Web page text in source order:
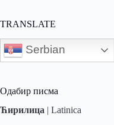
TRANSLATE
Serbian
Одабир писма
Ћирилица | Latinica